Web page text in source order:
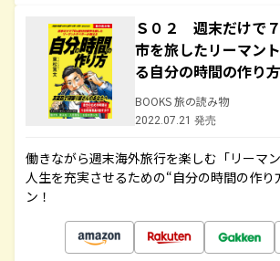
Ｓ０２ 週末だけで
市を旅したリーマン
る自分の時間の作り方
BOOKS 旅の読み物
2022.07.21 発売
働きながら週末海外旅行を楽しむ「リーマ
人生を充実させるための“自分の時間の作り
ン！